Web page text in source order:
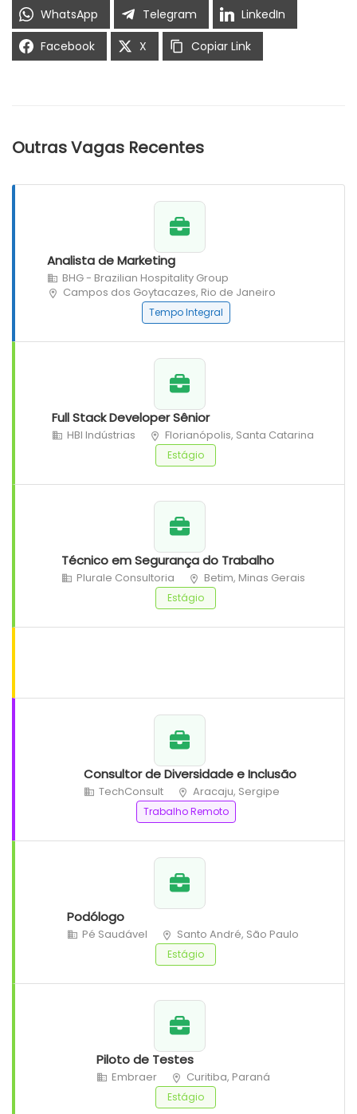
WhatsApp Telegram
LinkedIn
Facebook
X Copiar Link
Outras Vagas Recentes
Analista de Marketing
BHG - Brazilian Hospitality Group
Campos dos Goytacazes, Rio de Janeiro
Tempo Integral
Full Stack Developer Sênior
HBI Indústrias Florianópolis, Santa Catarina
Estágio
Técnico em Segurança do Trabalho
Plurale Consultoria Betim, Minas Gerais
Estágio
Consultor de Diversidade e Inclusão
TechConsult Aracaju, Sergipe
Trabalho Remoto
Podólogo
Pé Saudável Santo André, São Paulo
Estágio
Piloto de Testes
Embraer Curitiba, Paraná
Estágio